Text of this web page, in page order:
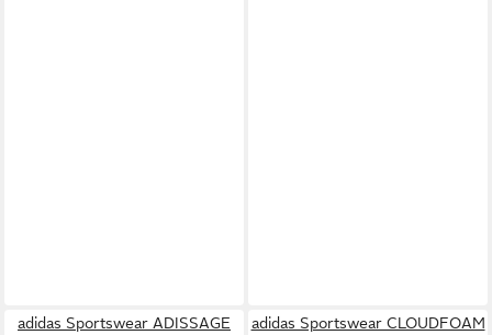
adidas Sportswear ADISSAGE
adidas Sportswear CLOUDFOAM